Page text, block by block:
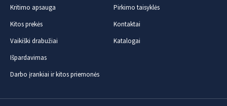
Kritimo apsauga
Kitos prekės
Vaikiški drabužiai
Išpardavimas
Darbo įrankiai ir kitos priemonės
Pirkimo taisyklės
Kontaktai
Katalogai